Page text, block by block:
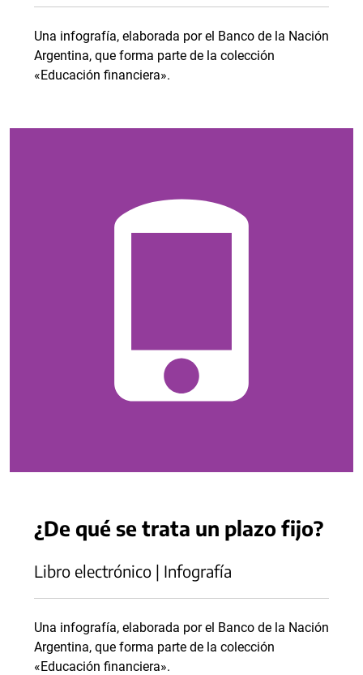
Una infografía, elaborada por el Banco de la Nación
Argentina, que forma parte de la colección
«Educación financiera».
¿De qué se trata un plazo fijo?
Libro electrónico | Infografía
Una infografía, elaborada por el Banco de la Nación
Argentina, que forma parte de la colección
«Educación financiera».